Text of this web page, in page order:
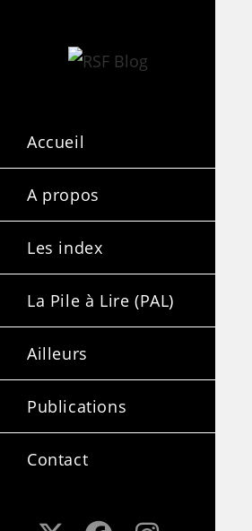
Accueil
A propos
Les index
La Pile à Lire (PAL)
Ailleurs
Publications
Contact